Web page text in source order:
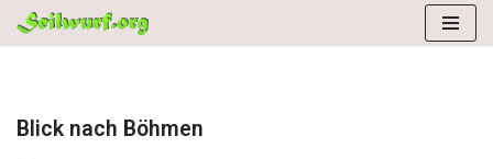
Blick nach Böhmen